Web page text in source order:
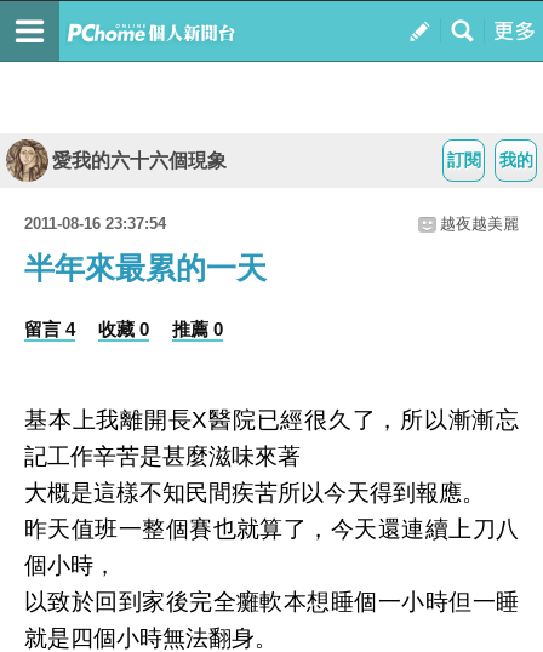
我的
訂閱
愛我的六十六個現象
2011-08-16 23:37:54 越夜越美麗
半年來最累的一天
留言 4 收藏 0 推薦 0
基本上我離開長X醫院已經很久了，所以漸漸忘
記工作辛苦是甚麼滋味來著
大概是這樣不知民間疾苦所以今天得到報應。
昨天值班一整個賽也就算了，今天還連續上刀八
個小時，
以致於回到家後完全癱軟本想睡個一小時但一睡
就是四個小時無法翻身。